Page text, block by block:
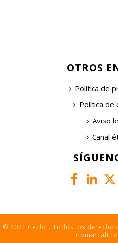
OTROS
Política de
Política de
Aviso
Canal
© 2021 Ceclor. Todos los